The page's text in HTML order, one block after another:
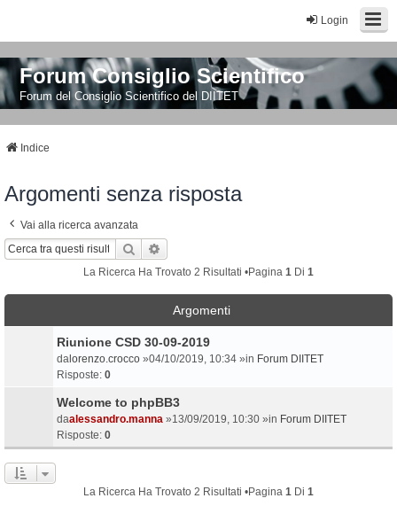
Login
Forum Consiglio Scientifico
Forum del Consiglio Scientifico del DIITET
Indice
Argomenti senza risposta
Vai alla ricerca avanzata
Cerca
La Ricerca Ha Trovato 2 Risultati •Pagina 1 Di 1
Argomenti
Riunione CSD 30-09-2019
da lorenzo.crocco »04/10/2019, 10:34 »in Forum DIITET
Risposte: 0
Welcome to phpBB3
daalessandro.manna »13/09/2019, 10:30 »in Forum DIITET
Risposte: 0
La Ricerca Ha Trovato 2 Risultati •Pagina 1 Di 1